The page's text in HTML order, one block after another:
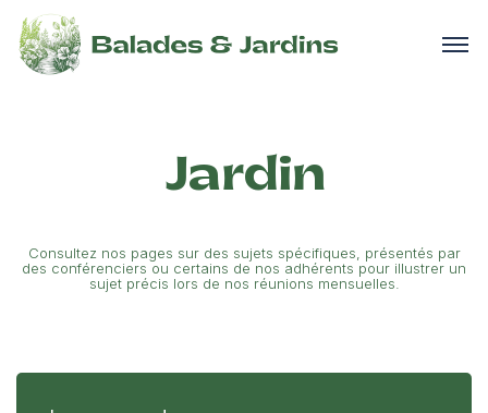
Jardin
Consultez nos pages sur des sujets spécifiques, présentés par
des conférenciers ou certains de nos adhérents pour illustrer un
sujet précis lors de nos réunions mensuelles.